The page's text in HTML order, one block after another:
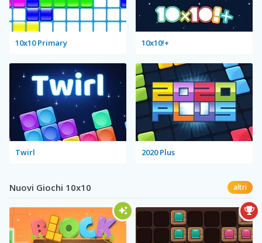
10x10 Primary 10x10!+
Twirl 2020 Plus
Nuovi Giochi 10x10 altri